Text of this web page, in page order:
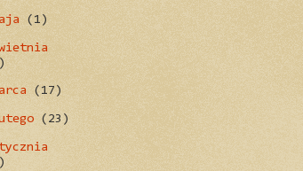
(1)
(17)
(23)